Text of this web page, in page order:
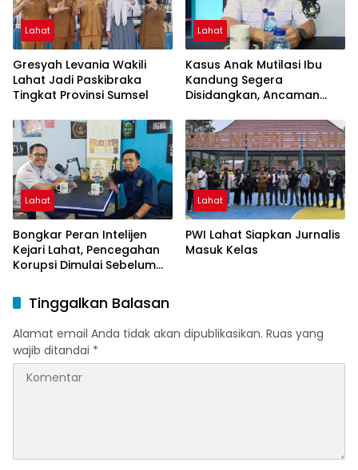
Lahat
Gresyah Levania Wakili
Lahat Jadi Paskibraka
Tingkat Provinsi Sumsel
Lahat
Kasus Anak Mutilasi Ibu
Kandung Segera
Disidangkan, Ancaman
Lahat
Bongkar Peran Intelijen
Kejari Lahat, Pencegahan
Korupsi Dimulai Sebelum
Lahat
PWI Lahat Siapkan Jurnalis
Masuk Kelas
Tinggalkan Balasan
Alamat email Anda tidak akan dipublikasikan. Ruas yang
wajib ditandai *